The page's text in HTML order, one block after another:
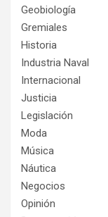
Geobiología
Gremiales
Historia
Industria Naval
Internacional
Justicia
Legislación
Moda
Música
Náutica
Negocios
Opinión